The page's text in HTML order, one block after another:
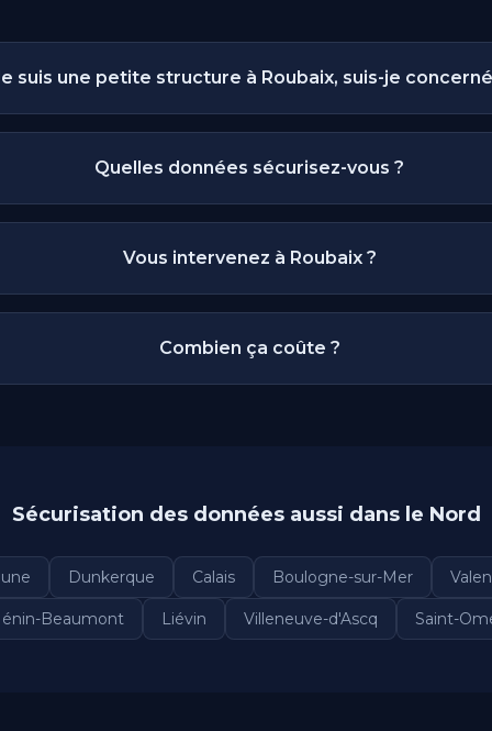
suis une petite structure à Roubaix, suis-je
Quelles données sécurisez-vous ?
Vous intervenez à Roubaix ?
Combien ça coûte ?
Sécurisation des données aussi dans le Nord
Dunkerque Calais Boulogne-sur-Mer
Beaumont Liévin Villeneuve-d'Ascq Saint-